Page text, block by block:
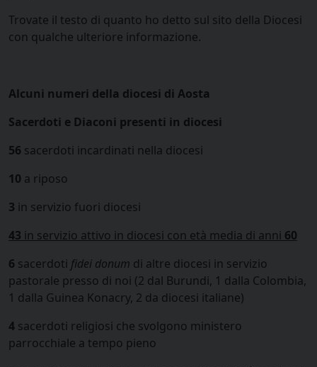
Trovate il testo di quanto ho detto sul sito della Diocesi
con qualche ulteriore informazione.
Alcuni numeri della diocesi di Aosta
Sacerdoti e Diaconi presenti in diocesi
56 sacerdoti incardinati nella diocesi
10 a riposo
3 in servizio fuori diocesi
43 in servizio attivo in diocesi con età media di anni 60
6 sacerdoti fidei donum di altre diocesi in servizio
pastorale presso di noi (2 dal Burundi, 1 dalla Colombia,
1 dalla Guinea Konacry, 2 da diocesi italiane)
4 sacerdoti religiosi che svolgono ministero
parrocchiale a tempo pieno